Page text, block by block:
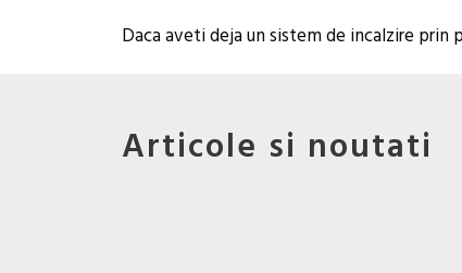
Daca aveti deja un sistem de incalzire
Articole si noutati